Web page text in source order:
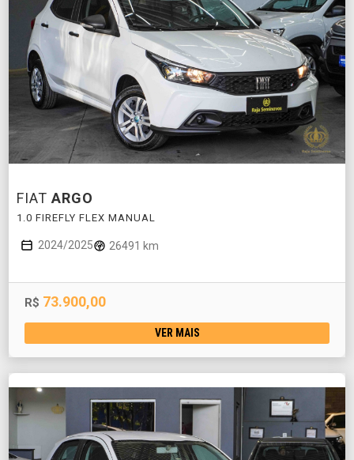
FIAT ARGO
1.0 FIREFLY FLEX MANUAL
2024/2025 26491 km
R$ 73.900,00
VER MAIS